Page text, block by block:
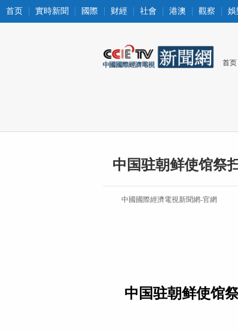
首页 實時新聞 國際 财經 社會 港澳 觀察 娛
首页
中国驻朝鲜使馆祭
中國國際經濟電視新聞網-官網
中国驻朝鲜使馆